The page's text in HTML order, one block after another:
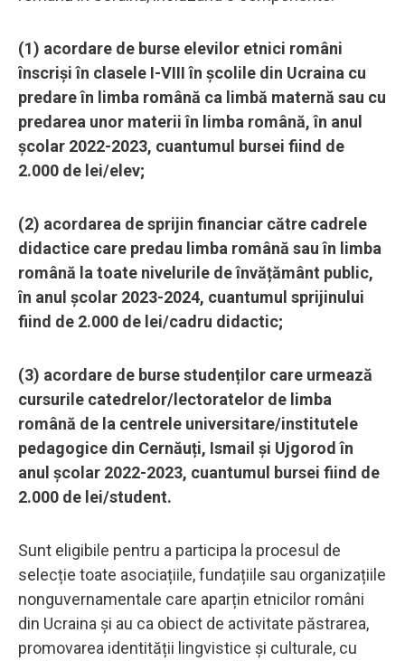
(1) acordare de burse elevilor etnici români
înscriși în clasele I-VIII în școlile din Ucraina cu
predare în limba română ca limbă maternă sau cu
predarea unor materii în limba română, în anul
școlar 2022-2023, cuantumul bursei fiind de
2.000 de lei/elev;
(2) acordarea de sprijin financiar către cadrele
didactice care predau limba română sau în limba
română la toate nivelurile de învățământ public,
în anul școlar 2023-2024, cuantumul sprijinului
fiind de 2.000 de lei/cadru didactic;
(3) acordare de burse studenților care urmează
cursurile catedrelor/lectoratelor de limba
română de la centrele universitare/institutele
pedagogice din Cernăuți, Ismail și Ujgorod în
anul școlar 2022-2023, cuantumul bursei fiind de
2.000 de lei/student.
Sunt eligibile pentru a participa la procesul de
selecție toate asociațiile, fundațiile sau organizațiile
nonguvernamentale care aparțin etnicilor români
din Ucraina și au ca obiect de activitate păstrarea,
promovarea identității lingvistice și culturale, cu